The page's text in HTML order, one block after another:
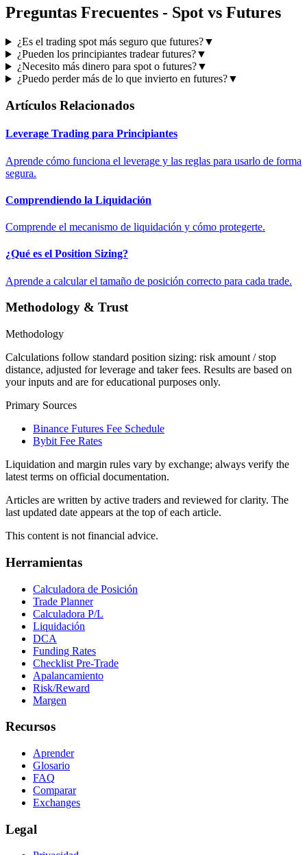
Preguntas Frecuentes - Spot vs Futures
¿Es el trading spot más seguro que futures?▼
¿Pueden los principiantes tradear futures?▼
¿Necesito más dinero para spot o futures?▼
¿Puedo perder más de lo que invierto en futures?▼
Artículos Relacionados
Leverage Trading para Principiantes
Aprende cómo funciona el leverage y las reglas para usarlo de forma
segura.
Comprendiendo la Liquidación
Comprende el mecanismo de liquidación y cómo protegerte.
¿Qué es el Position Sizing?
Aprende a calcular el tamaño de posición correcto para cada trade.
Methodology & Trust
Methodology
Calculations follow standard position sizing: risk amount / stop
distance, adjusted for leverage and taker fees. Results are based on
your inputs and are for educational purposes only.
Primary Sources
Binance Futures Fee Schedule
Bybit Fee Rates
Liquidation and margin rules vary by exchange; always verify the
latest terms on official documentation.
Articles are written by active traders and reviewed for clarity. The
last updated date appears at the top of each article.
This content is not financial advice.
Herramientas
Calculadora de Posición
Trade Planner
Calculadora P/L
Liquidación
DCA
Funding Rates
Checklist Pre-Trade
Apalancamiento
Risk/Reward
Margen
Recursos
Aprender
Glosario
FAQ
Comparar
Exchanges
Legal